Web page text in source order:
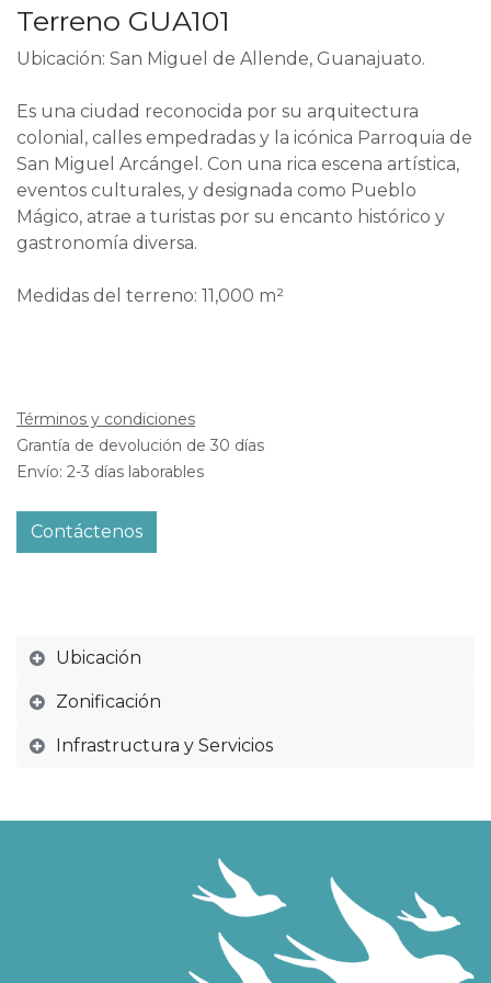
Terreno GUA101
Ubicación: San Miguel de Allende, Guanajuato.
Es una ciudad reconocida por su arquitectura
colonial, calles empedradas y la icónica Parroquia de
San Miguel Arcángel. Con una rica escena artística,
eventos culturales, y designada como Pueblo
Mágico, atrae a turistas por su encanto histórico y
gastronomía diversa.
Medidas del terreno: 11,000 m²
Términos y condiciones
Grantía de devolución de 30 días
Envío: 2-3 días laborables
Contáctenos
Ubicación
Zonificación
Infrastructura y Servicios